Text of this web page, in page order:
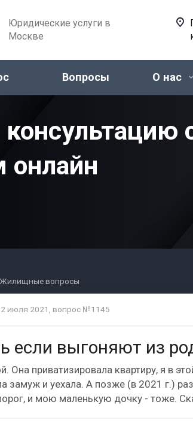
Юридические услуги в
Москве
Вопросы О нас
онлайн
Жилищные вопросы
июля 2021, вопрос №1145
если выгоняют из
Она приватизировала квартиру, я в
замуж и уехала. А позже (в 2021 г.)
и мою маленькую дочку - тоже.